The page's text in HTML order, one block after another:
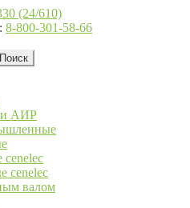
8-800-301-58-66
Поиск
АИР
cenelec
cenelec
валом